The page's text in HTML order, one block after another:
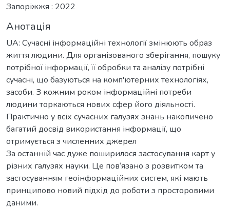
Запоріжжя : 2022
Анотація
UA: Сучасні інформаційні технології змінюють образ
життя людини. Для організованого зберігання, пошуку
потрібної інформації, її обробки та аналізу потрібні
сучасні, що базуються на комп'ютерних технологіях,
засоби. З кожним роком інформаційні потреби
людини торкаються нових сфер його діяльності.
Практично у всіх сучасних галузях знань накопичено
багатий досвід використання інформації, що
отримується з численних джерел
За останній час дуже поширилося застосування карт у
різних галузях науки. Це пов‘язано з розвитком та
застосуванням геоінформаційних систем, які мають
принципово новий підхід до роботи з просторовими
даними.